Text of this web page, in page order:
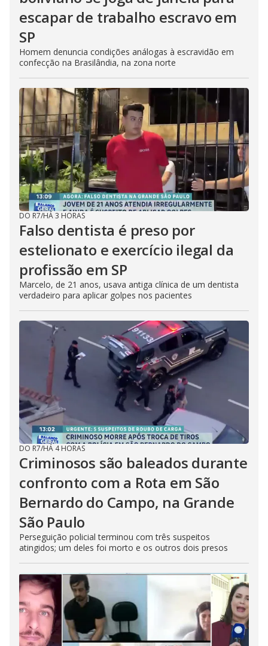
escapar de trabalho escravo em
SP
Homem denuncia condições análogas à escravidão em
confecção na Brasilândia, na zona norte
DO R7/HÁ 3 HORAS
Falso dentista é preso por
estelionato e exercício ilegal da
profissão em SP
Marcelo, de 21 anos, usava antiga clínica de um dentista
verdadeiro para aplicar golpes nos pacientes
DO R7/HÁ 4 HORAS
Criminosos são baleados durante
confronto com a Rota em São
Bernardo do Campo, na Grande
São Paulo
Perseguição policial terminou com três suspeitos
atingidos; um deles foi morto e os outros dois presos